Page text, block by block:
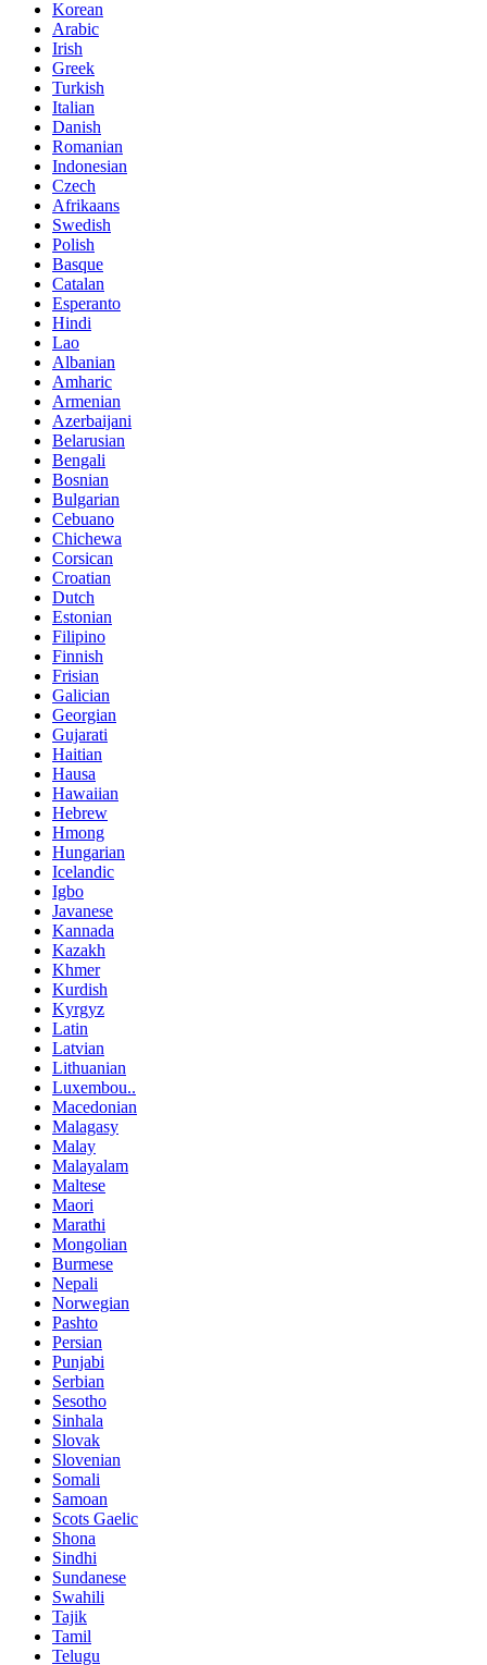
Korean
Arabic
Irish
Greek
Turkish
Italian
Danish
Romanian
Indonesian
Czech
Afrikaans
Swedish
Polish
Basque
Catalan
Esperanto
Hindi
Lao
Albanian
Amharic
Armenian
Azerbaijani
Belarusian
Bengali
Bosnian
Bulgarian
Cebuano
Chichewa
Corsican
Croatian
Dutch
Estonian
Filipino
Finnish
Frisian
Galician
Georgian
Gujarati
Haitian
Hausa
Hawaiian
Hebrew
Hmong
Hungarian
Icelandic
Igbo
Javanese
Kannada
Kazakh
Khmer
Kurdish
Kyrgyz
Latin
Latvian
Lithuanian
Luxembou..
Macedonian
Malagasy
Malay
Malayalam
Maltese
Maori
Marathi
Mongolian
Burmese
Nepali
Norwegian
Pashto
Persian
Punjabi
Serbian
Sesotho
Sinhala
Slovak
Slovenian
Somali
Samoan
Scots Gaelic
Shona
Sindhi
Sundanese
Swahili
Tajik
Tamil
Telugu